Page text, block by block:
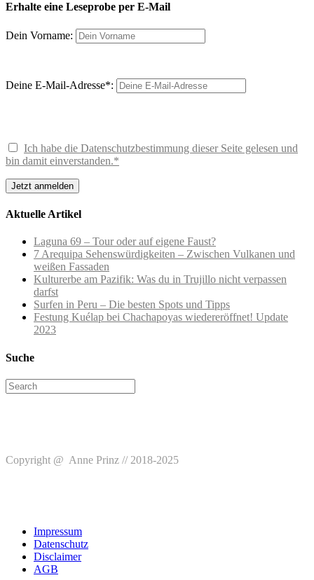
Erhalte eine Leseprobe per E-Mail
Dein Vorname:
Deine E-Mail-Adresse*:
Ich habe die Datenschutzbestimmung dieser Seite gelesen und
bin damit einverstanden.*
Aktuelle Artikel
Laguna 69 – Tour oder auf eigene Faust?
7 Arequipa Sehenswürdigkeiten – Zwischen Vulkanen und
weißen Fassaden
Kulturerbe am Pazifik: Was du in Trujillo nicht verpassen
darfst
Surfen in Peru – Die besten Spots und Tipps
Festung Kuélap bei Chachapoyas wiedereröffnet! Update
2023
Suche
Search
for:
Copyright @ Anne Prinz // 2018-2025
Impressum
Datenschutz
Disclaimer
AGB